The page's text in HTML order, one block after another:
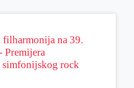
filharmonija na 39.
Premijera
simfonijskog rock